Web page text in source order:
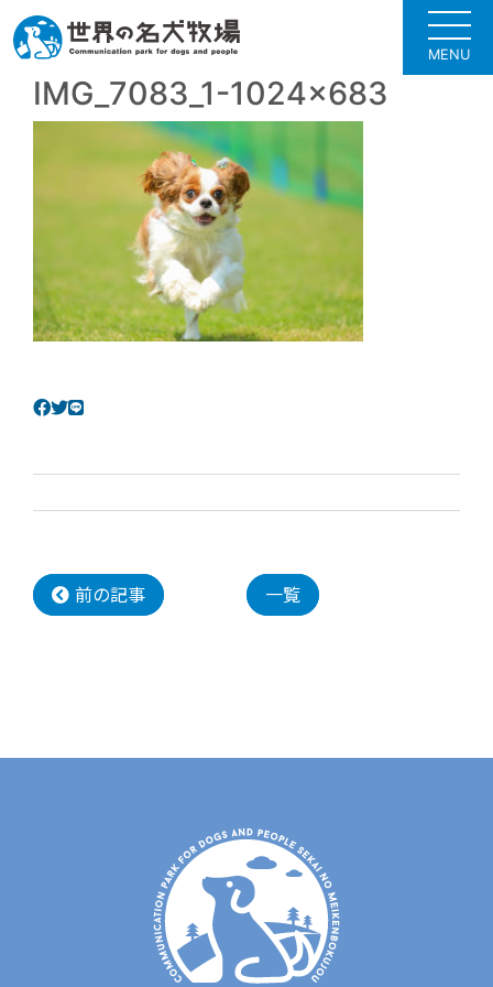
MENU
IMG_7083_1-1024×683
前の記事 一覧